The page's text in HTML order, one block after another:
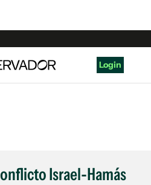
Login
Israel-Hamás